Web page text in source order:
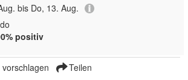
bis Do, 13. Aug.
positiv
vorschlagen Teilen